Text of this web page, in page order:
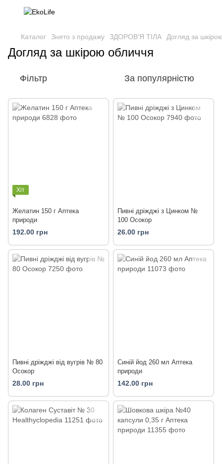
Каталог Знято з продажу ЗДОРОВ'Я ТІЛА Догляд за
Догляд за шкірою обличчя
Фільтр За популярністю
Хіт
Желатин 150 г Аптека
природи
192.00 грн
Пивні дріжджі з Цинком №
100 Осокор
26.00 грн
Пивні дріжджі від вугрів № 80
Осокор
28.00 грн
Синій йод 260 мл Аптека
природи
142.00 грн